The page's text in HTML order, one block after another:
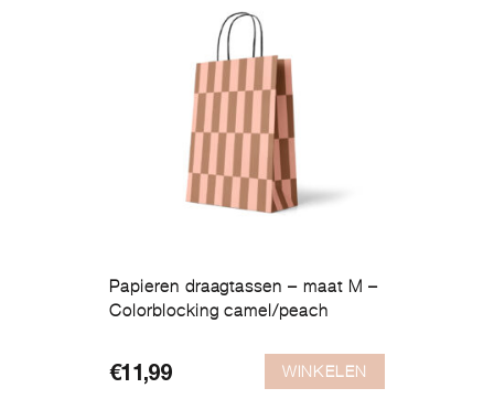
Papieren draagtassen – maat M –
Colorblocking camel/peach
€11,99 WINKELEN